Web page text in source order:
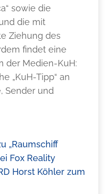
sowie die
die mit
Ziehung des
findet eine
der Medien-KuH:
„KuH-Tipp“ an
Sender und
„Raumschiff
Fox Reality
Horst Köhler zum